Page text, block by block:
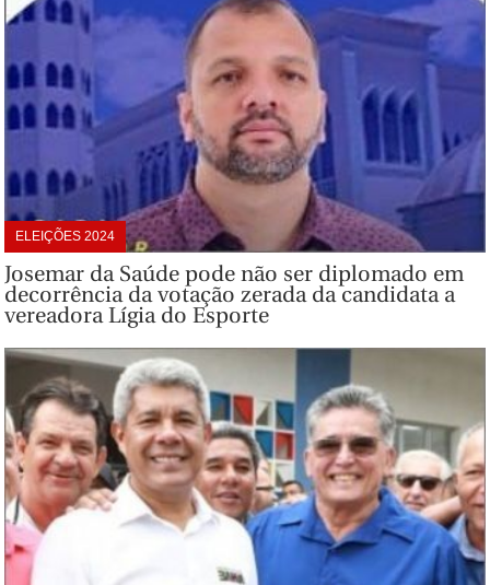
ELEIÇÕES 2024
Josemar da Saúde pode não ser diplomado em
decorrência da votação zerada da candidata a
vereadora Lígia do Esporte